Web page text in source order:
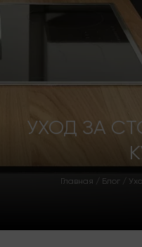
Главная / Блог /
УХОД ЗА